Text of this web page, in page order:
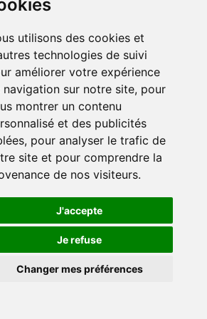
utilisons des cookies et
technologies de suivi
améliorer votre expérience
navigation sur notre site, pour
montrer un contenu
et des publicités
pour analyser le trafic de
site et pour comprendre la
de nos visiteurs.
J'accepte
Je refuse
Changer mes préférences
information)